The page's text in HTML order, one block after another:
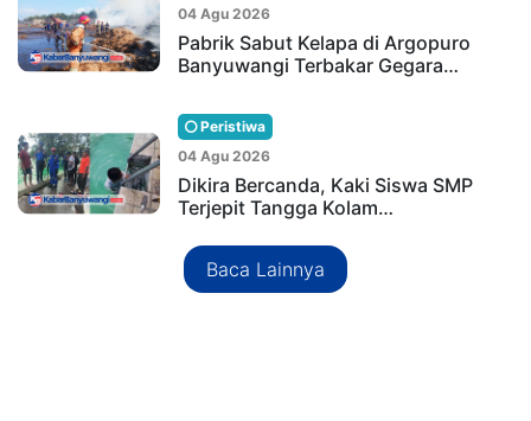
04 Agu 2026
Pabrik Sabut Kelapa di Argopuro
Banyuwangi Terbakar Gegara…
Peristiwa
04 Agu 2026
Dikira Bercanda, Kaki Siswa SMP
Terjepit Tangga Kolam…
Baca Lainnya